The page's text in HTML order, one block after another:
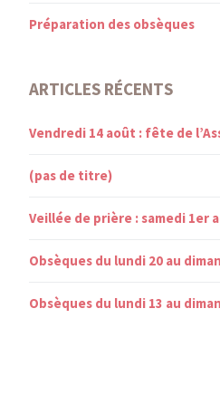
Préparation des obsèques
ARTICLES RÉCENTS
Vendredi 14 août : fête de
(pas de titre)
Veillée de prière : samedi 1er
Obsèques du lundi 20 au
Obsèques du lundi 13 au